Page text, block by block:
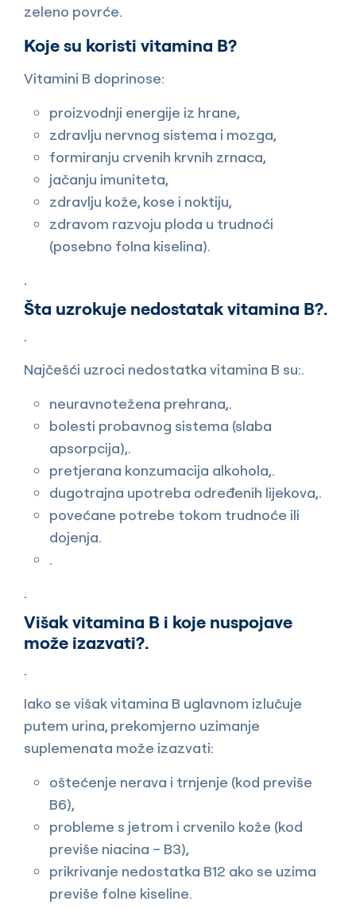
zeleno povrće.
Koje su koristi vitamina B?
Vitamini B doprinose:
proizvodnji energije iz hrane,
zdravlju nervnog sistema i mozga,
formiranju crvenih krvnih zrnaca,
jačanju imuniteta,
zdravlju kože, kose i noktiju,
zdravom razvoju ploda u trudnoći
(posebno folna kiselina).
.
Šta uzrokuje nedostatak vitamina B?.
.
Najčešći uzroci nedostatka vitamina B su:.
neuravnotežena prehrana,.
bolesti probavnog sistema (slaba
apsorpcija),.
pretjerana konzumacija alkohola,.
dugotrajna upotreba određenih lijekova,.
povećane potrebe tokom trudnoće ili
dojenja.
.
.
Višak vitamina B i koje nuspojave
može izazvati?.
.
Iako se višak vitamina B uglavnom izlučuje
putem urina, prekomjerno uzimanje
suplemenata može izazvati:
oštećenje nerava i trnjenje (kod previše
B6),
probleme s jetrom i crvenilo kože (kod
previše niacina – B3),
prikrivanje nedostatka B12 ako se uzima
previše folne kiseline.